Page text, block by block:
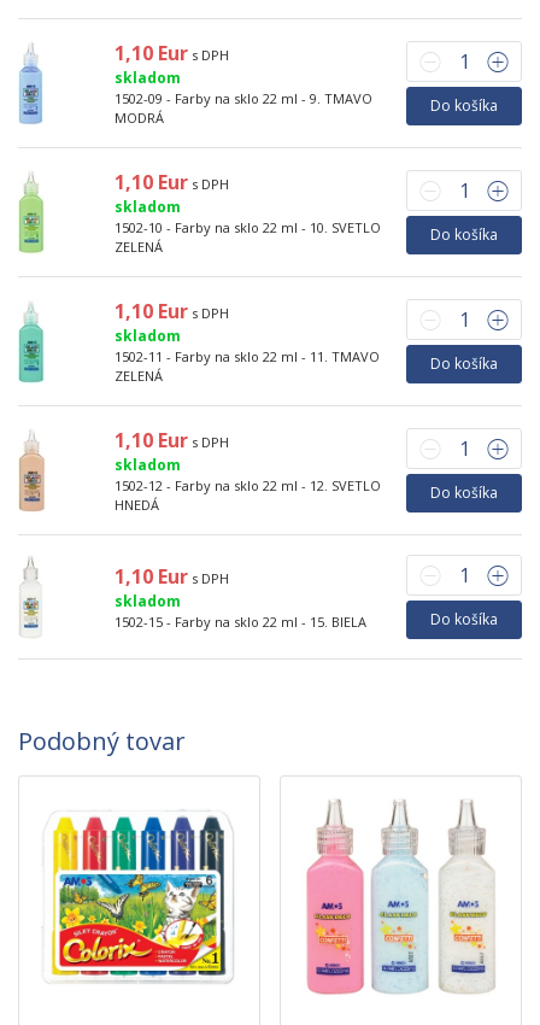
1,10 Eur s DPH
skladom
1502-09 - Farby na sklo 22 ml - 9. TMAVO
MODRÁ
Do košíka
1,10 Eur s DPH
skladom
1502-10 - Farby na sklo 22 ml - 10. SVETLO
ZELENÁ
Do košíka
1,10 Eur s DPH
skladom
1502-11 - Farby na sklo 22 ml - 11. TMAVO
ZELENÁ
Do košíka
1,10 Eur s DPH
skladom
1502-12 - Farby na sklo 22 ml - 12. SVETLO
HNEDÁ
Do košíka
1,10 Eur s DPH
skladom
1502-15 - Farby na sklo 22 ml - 15. BIELA Do košíka
Podobný tovar